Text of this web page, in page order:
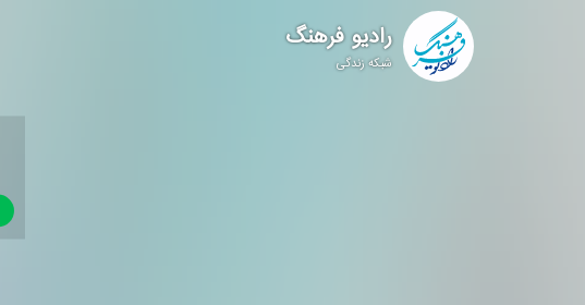
رادیو فرهنگ
شبکه زندگی